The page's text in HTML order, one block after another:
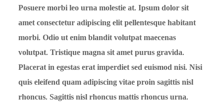
Posuere morbi leo urna molestie at. Ipsum dolor sit
amet consectetur adipiscing elit pellentesque habitant
morbi. Odio ut enim blandit volutpat maecenas
volutpat. Tristique magna sit amet purus gravida.
Placerat in egestas erat imperdiet sed euismod nisi. Nisi
quis eleifend quam adipiscing vitae proin sagittis nisl
rhoncus. Sagittis nisl rhoncus mattis rhoncus urna.